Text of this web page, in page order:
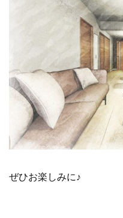
ぜひお楽しみに♪